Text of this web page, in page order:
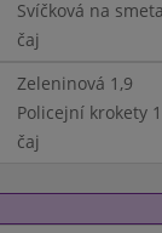
Svíčková na
čaj
Zeleninová 1,9
Policejní krokety
čaj